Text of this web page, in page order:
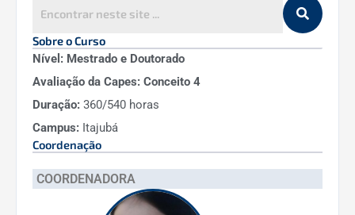
(CoE-SUFS), coordenado pelo Prof. José
Holguin-Veras. Essa parceria está em
vigor desde o final de 2015, com alguns
submetidos, onde docente do PPG-DTECS
já realizou o pós-doutorado com
financiamento do CNPq, concluído em
2018. (Docente Josiane Palma Lima).
Minho (Portugal) – Departamento de
Economia da Escola de Economia e
Sobre o Curso
Nível: Mestrado e Doutorado
Avaliação da Capes: Conceito 4
Duração: 360/540 horas
Campus: Itajubá
Coordenação
COORDENADORA